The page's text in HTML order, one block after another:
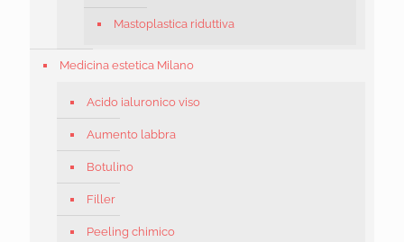
Mastoplastica riduttiva
Medicina estetica Milano
Acido ialuronico viso
Aumento labbra
Botulino
Filler
Peeling chimico